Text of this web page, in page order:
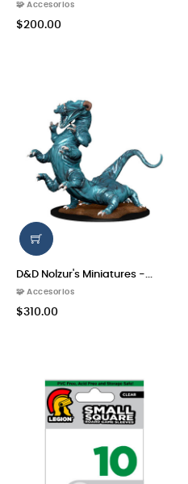
🧩 Accesorios
$200.00
D&D Nolzur's Miniatures -...
🧩 Accesorios
$310.00